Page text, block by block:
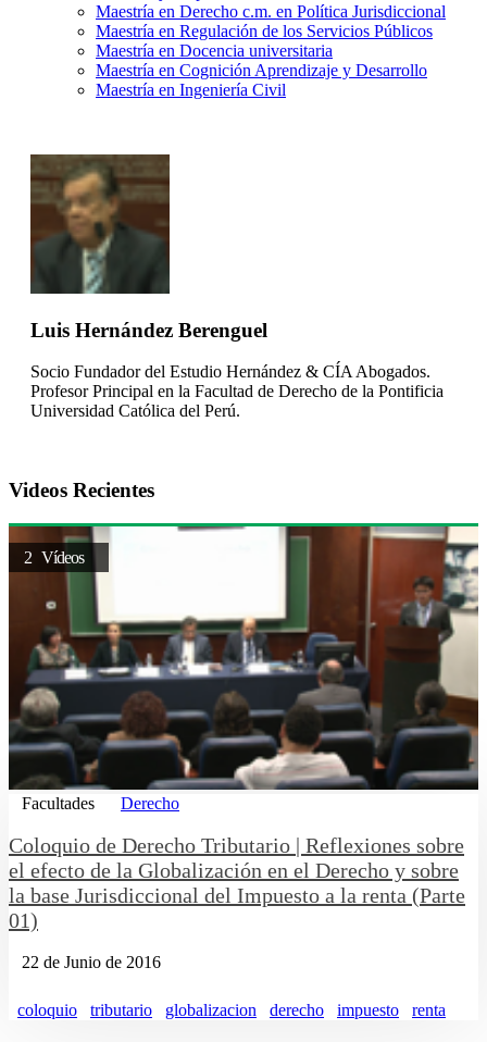
Maestría en Derecho c.m. en Política Jurisdiccional
Maestría en Regulación de los Servicios Públicos
Maestría en Docencia universitaria
Maestría en Cognición Aprendizaje y Desarrollo
Maestría en Ingeniería Civil
Luis Hernández Berenguel
Socio Fundador del Estudio Hernández & CÍA Abogados.
Profesor Principal en la Facultad de Derecho de la Pontificia
Universidad Católica del Perú.
Videos Recientes
2 Vídeos
Facultades Derecho
Coloquio de Derecho Tributario | Reflexiones sobre
el efecto de la Globalización en el Derecho y sobre
la base Jurisdiccional del Impuesto a la renta (Parte
01)
22 de Junio de 2016
coloquio tributario globalizacion derecho impuesto renta